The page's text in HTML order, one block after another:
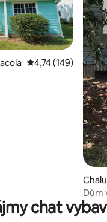
Průměrné
4,74 (149)
h
Dům
Wolf
chat